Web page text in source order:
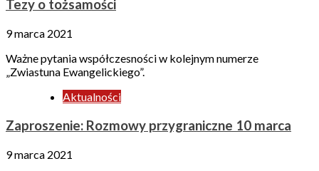
Tezy o tożsamości
9 marca 2021
Ważne pytania współczesności w kolejnym numerze
„Zwiastuna Ewangelickiego”.
Aktualności
Zaproszenie: Rozmowy przygraniczne 10 marca
9 marca 2021